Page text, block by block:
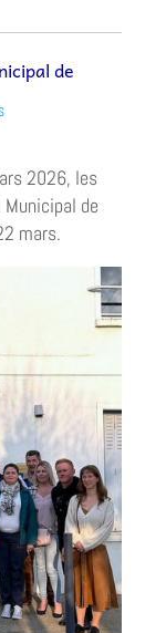
de
2026, les
de
mars.